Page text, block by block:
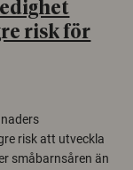
risk för
risk att utveckla
småbarnsåren än